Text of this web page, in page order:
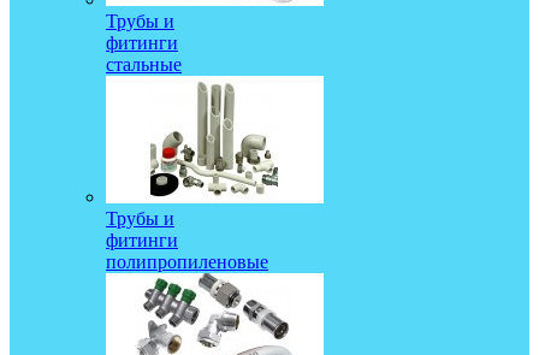
Трубы и
фитинги
стальные
Трубы и
фитинги
полипропиленовые